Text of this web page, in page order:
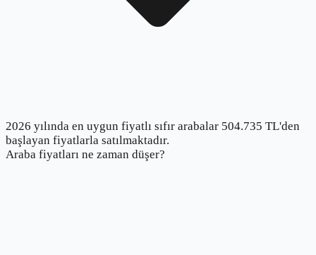
2026 yılında en uygun fiyatlı sıfır arabalar 504.735 TL'den
başlayan fiyatlarla satılmaktadır.
Araba fiyatları ne zaman düşer?